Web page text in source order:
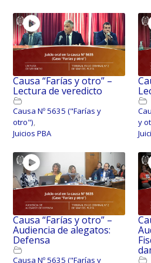
Causa “Farías y otro” –
Lectura de veredicto
Causa Nº 5635 ("Farías y
otro"),
Juicios PBA
y
Causa “Farías y otro” –
Audiencia de alegatos:
Defensa
Causa Nº 5635 ("Farías y